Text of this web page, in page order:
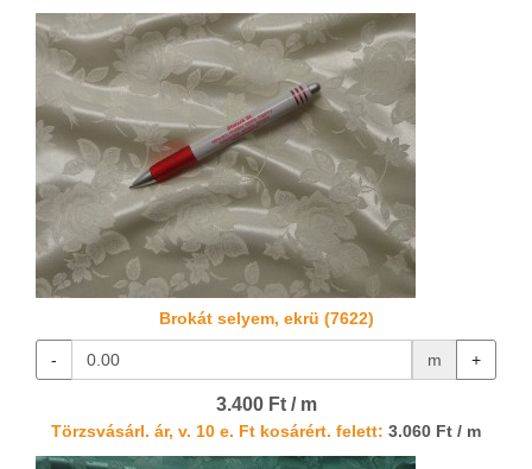
Brokát selyem, ekrü (7622)
- m +
3.400 Ft / m
Törzsvásárl. ár, v. 10 e. Ft kosárért. felett: 3.060 Ft / m